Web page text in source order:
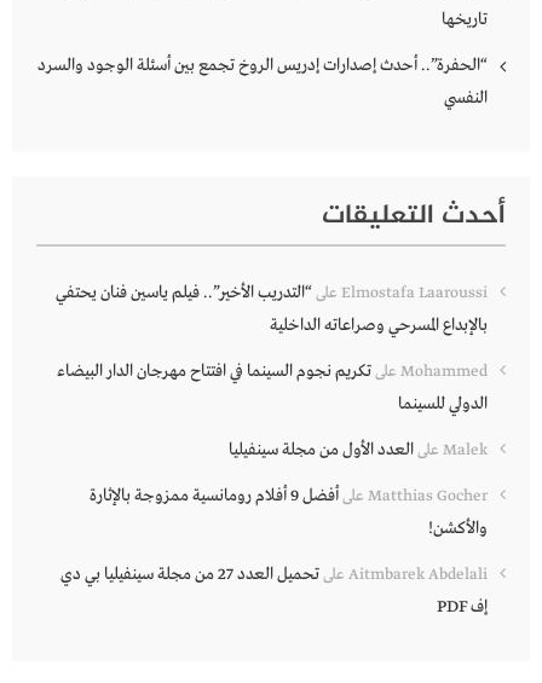
تاريخها
“الحفرة”.. أحدث إصدارات إدريس الروخ تجمع بين أسئلة الوجود والسرد
النفسي
أحدث التعليقات
Elmostafa Laaroussi على“التدريب الأخير”.. فيلم ياسين فنان يحتفي
بالإبداع المسرحي وصراعاته الداخلية
Mohammed علىتكريم نجوم السينما في افتتاح مهرجان الدار البيضاء
الدولي للسينما
Malek علىالعدد الأول من مجلة سينفيليا
Matthias Gocher على
أفضل 9 أفلام رومانسية ممزوجة بالإثارة
والأكشن!
Aitmbarek Abdelali على
تحميل العدد 27 من مجلة سينفيليا بي دي
إف PDF